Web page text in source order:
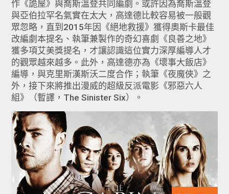
作《詭屋》與喬斯溫登共同編劇。或許因為喬斯溫登
與亞伯拉罕名氣實在太大，高達德比較容易被一般觀
眾忽略，直到2015年因《絕地救援》獲得奧斯卡最佳
改編劇本提名、執筆兼製作的奇幻喜劇《良善之地》
獲多項艾美獎提名，才讓認識這位實力深厚編導人才
的觀眾越來越多。此外，高達德亦為《壞事大飯店》
編導，與克里斯漢斯沃二度合作；執筆《夜魔俠》之
外，接下來將推出漫威的超級反派電影《邪惡六人
組》（暫譯，The Sinister Six）。